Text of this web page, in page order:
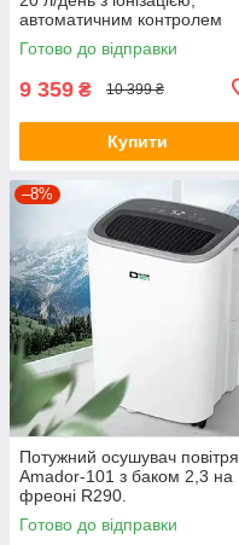
автоматичним контролем
вологості та баком 6 л
Готово до відправки
9 359 ₴ 10 399 ₴
Купити
–8%
Потужний осушувач повітря
Amador-101 з баком 2,3 на
фреоні R290.
Вологопоглинач з
продуктивністю 12л/день
Готово до відправки